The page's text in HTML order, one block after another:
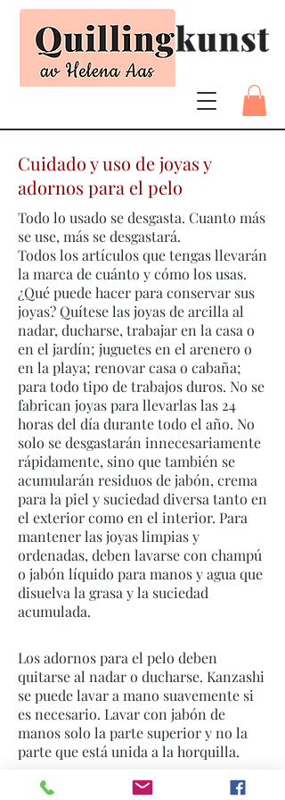
Cuidado y uso de joyas y
adornos para el pelo
Todo lo usado se desgasta. Cuanto más
se use, más se desgastará.
Todos los artículos que tengas llevarán
la marca de cuánto y cómo los usas.
¿Qué puede hacer para conservar sus
joyas? Quítese las joyas de arcilla al
nadar, ducharse, trabajar en la casa o
en el jardín; juguetes en el arenero o
en la playa; renovar casa o cabaña;
para todo tipo de trabajos duros. No se
fabrican joyas para llevarlas las 24
horas del día durante todo el año. No
solo se desgastarán innecesariamente
rápidamente, sino que también se
acumularán residuos de jabón, crema
para la piel y suciedad diversa tanto en
el exterior como en el interior. Para
mantener las joyas limpias y
ordenadas, deben lavarse con champú
o jabón líquido para manos y agua que
disuelva la grasa y la suciedad
acumulada.
Los adornos para el pelo deben
quitarse al nadar o ducharse. Kanzashi
se puede lavar a mano suavemente si
es necesario. Lavar con jabón de
manos solo la parte superior y no la
parte que está unida a la horquilla.